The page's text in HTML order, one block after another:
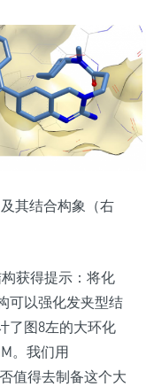
其结合构象（右
获得提示：将化
可以强化发夹型结
了图8左的大环化
。我们用
值得去制备这个大